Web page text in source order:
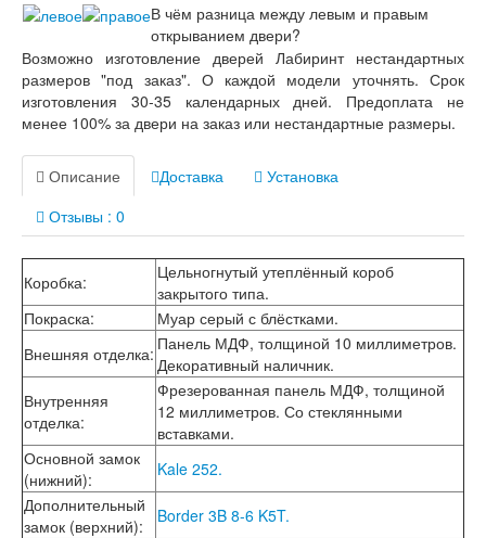
В чём разница между левым и правым
открыванием двери?
Возможно изготовление дверей Лабиринт нестандартных
размеров "под заказ". О каждой модели уточнять. Срок
изготовления 30-35 календарных дней. Предоплата не
менее 100% за двери на заказ или нестандартные размеры.
Описание Доставка
Установка
Отзывы : 0
Коробка:
Цельногнутый утеплённый короб
закрытого типа.
Покраска:
Муар серый с блёстками.
Внешняя отделка: Панель МДФ, толщиной 10 миллиметров.
Декоративный наличник.
Внутренняя
отделка:
Фрезерованная панель МДФ, толщиной
12 миллиметров. Со стеклянными
вставками.
Основной замок
(нижний):
Kale 252.
Дополнительный
замок (верхний):
Border 3B 8-6 K5T.